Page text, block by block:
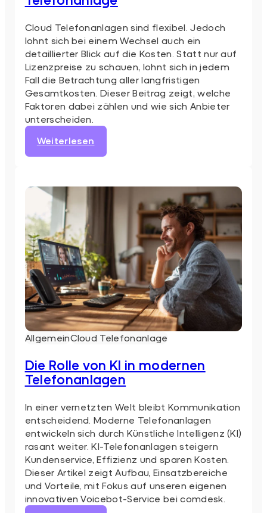
Cloud Telefonanlagen sind flexibel. Jedoch
lohnt sich bei einem Wechsel auch ein
detaillierter Blick auf die Kosten. Statt nur auf
Lizenzpreise zu schauen, lohnt sich in jedem
Fall die Betrachtung aller langfristigen
Gesamtkosten. Dieser Beitrag zeigt, welche
Faktoren dabei zählen und wie sich Anbieter
unterscheiden.
Weiterlesen
Kosten
AllgemeinCloud Telefonanlage
Die Rolle von KI in modernen
Telefonanlagen
In einer vernetzten Welt bleibt Kommunikation
entscheidend. Moderne Telefonanlagen
entwickeln sich durch Künstliche Intelligenz (KI)
rasant weiter. KI-Telefonanlagen steigern
Kundenservice, Effizienz und sparen Kosten.
Dieser Artikel zeigt Aufbau, Einsatzbereiche
und Vorteile, mit Fokus auf unseren eigenen
innovativen Voicebot-Service bei comdesk.